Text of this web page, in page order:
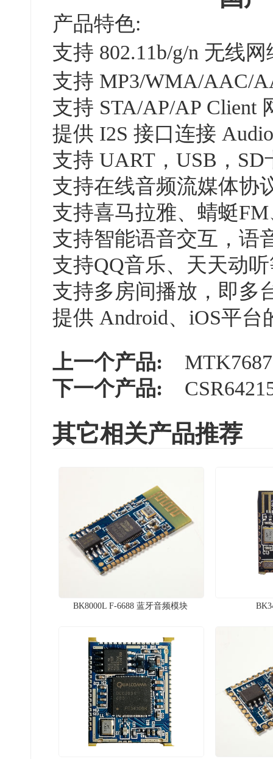
产品特色:
支持 802.11b/g/n 无线网
支持 MP3/WMA/AAC/
支持 STA/AP/AP Client
提供 I2S 接口连接
支持 UART，USB，SD
支持在线音频流媒体协
支持喜马拉雅、蜻蜓
支持智能语音交互，语
支持QQ音乐、天天动
支持多房间播放，即多
提供 Android、iOS平台
上一个产品:
下一个产品:
其它相关产品推荐
BK8000L F-6688 蓝牙音频模块